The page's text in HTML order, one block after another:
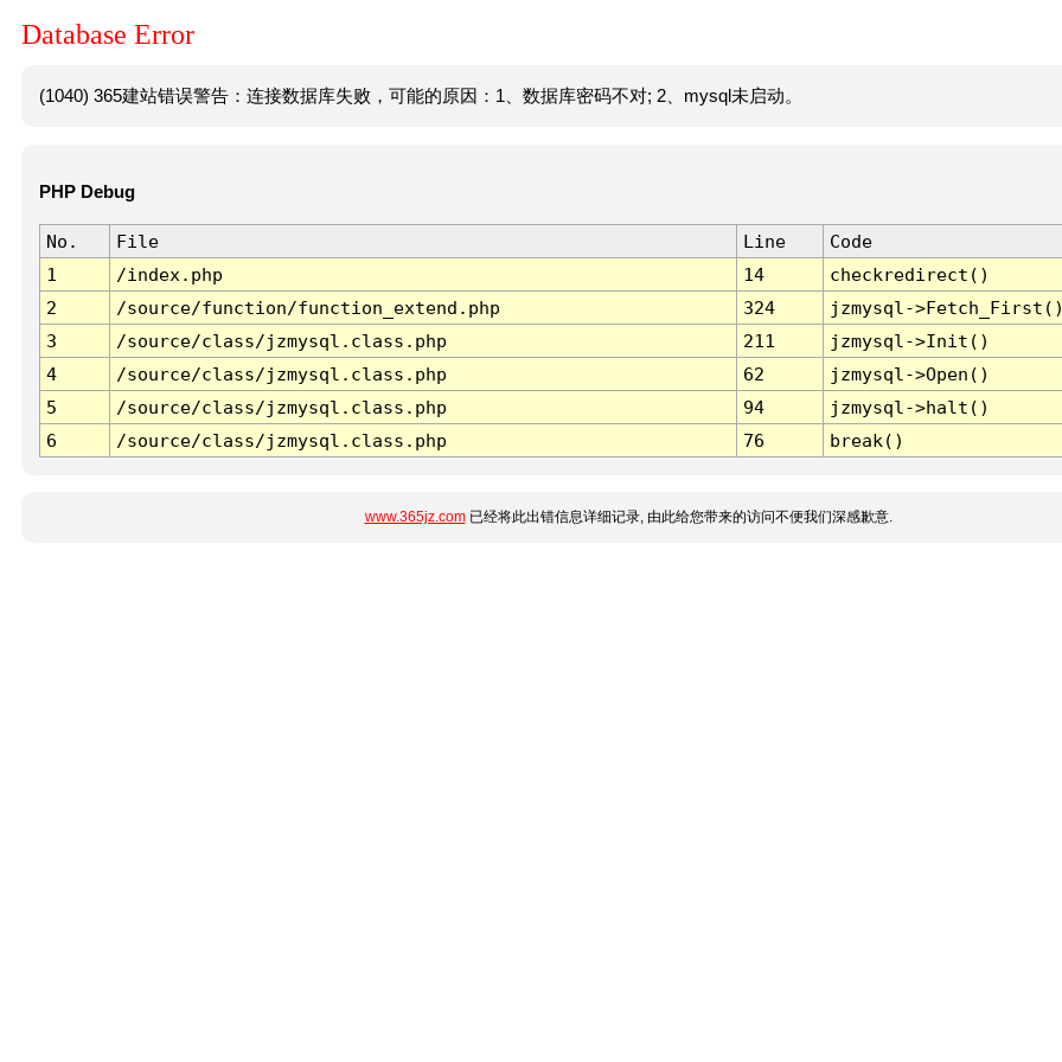
Database Error
(1040) 365建站错误警告：连接数据库失败，可能的原因：1、数据库密码不对; 2、mysql未启动。
PHP Debug
No. File Line
Code
1
/index.php 14
checkredirect()
2
/source/function/function_extend.php 324
jzmysql-
3
/source/class/jzmysql.class.php 211
jzmysql->Init()
4
/source/class/jzmysql.class.php 62
jzmysql->Open()
5
/source/class/jzmysql.class.php 94
jzmysql->halt()
6
/source/class/jzmysql.class.php 76 break()
www.365jz.com已经将此出错信息详细记录, 由此给您带来的访问不便我们深感歉意.